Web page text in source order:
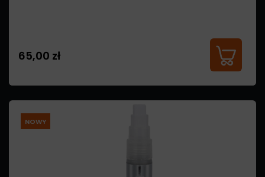
65,00 zł
NOWY